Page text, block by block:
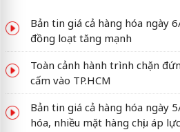
Bản tin giá cả hàng hóa ngày
đồng loạt tăng mạnh
Toàn cảnh hành trình chặn
cấm vào TP.HCM
Bản tin giá cả hàng hóa ngày
hóa, nhiều mặt hàng chịu áp lực